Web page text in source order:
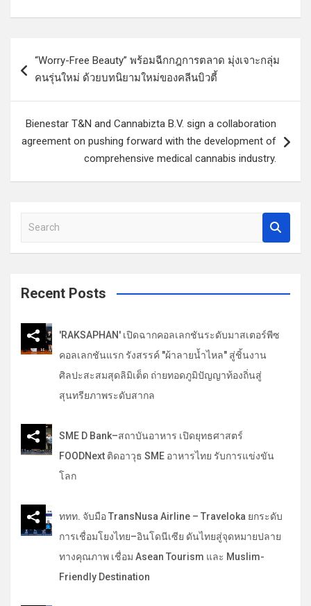
น
น
เ
ง
“Worry-Free Beauty” พร้อมฉีกกฎการตลาด มุ่งเจาะกลุ่ม
คนรุ่นใหม่ ด้วยบทนิยามใหม่ของคลีนบิวตี้
Bienestar T&N and Cannabizta B.V. sign a collaboration
agreement on pushing forward with the development of
comprehensive medical cannabis industry.
a
c
Recent Posts
'RAKSAPHAN' เปิดฉากคอลเลกชันระดับมาสเตอร์พีซ
คอลเลกชันแรก รังสรรค์ "ผ้าลายน้ำไหล" สู่ชิ้นงาน
ศิลปะสะสมสุดลิมิเต็ด ถ่ายทอดภูมิปัญญาท้องถิ่นสู่
สุนทรียภาพระดับสากล
SME D Bank–สถาบันอาหาร เปิดยุทธศาสตร์
FOODNext ติดอาวุธ SME อาหารไทย รับการแข่งขัน
โลก
ททท. จับมือ TransNusa Airline – Traveloka ยกระดับ
การเชื่อมโยงไทย–อินโดนีเซีย ดันไทยสู่จุดหมายปลาย
ทางคุณภาพ เชื่อม Asean Tourism และ Muslim-
Friendly Destination